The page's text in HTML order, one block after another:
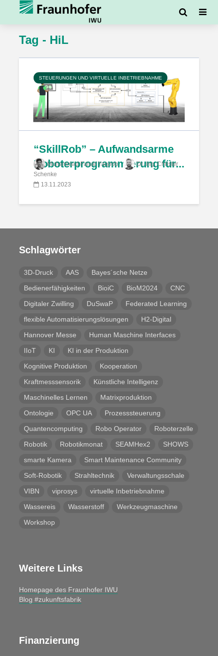
Tag - HiL
STEUERUNGEN UND VIRTUELLE INBETRIEBNAHME
“SkillRob” – Aufwandsarme
Roboterprogrammierung für...
Muhammad Faisal Yaqoob
Dr.-Ing. Christer
Schenke
13.11.2023
Schlagwörter
3D-Druck AAS
Bayes´sche Netze
Bedienerfähigkeiten
BioiC BioM2024
CNC
Digitaler Zwilling
DuSwaP
Federated Learning
flexible Automatisierungslösungen
H2-Digital
Hannover Messe
Human Maschine Interfaces
IIoT
KI
KI in der Produktion
Kognitive Produktion
Kooperation
Kraftmesssensorik
Künstliche Intelligenz
Maschinelles Lernen
Matrixproduktion
Ontologie
OPC UA
Prozesssteuerung
Quantencomputing
Robo Operator
Roboterzelle
Robotik
Robotikmonat SEAMHex2
SHOWS
smarte Kamera
Smart Maintenance Community
Soft-Robotik
Strahltechnik
Verwaltungsschale
VIBN
viprosys
virtuelle Inbetriebnahme
Wassereis
Wasserstoff
Werkzeugmaschine
Workshop
Weitere Links
Homepage des Fraunhofer IWU
Blog #zukunftsfabrik
Finanzierung